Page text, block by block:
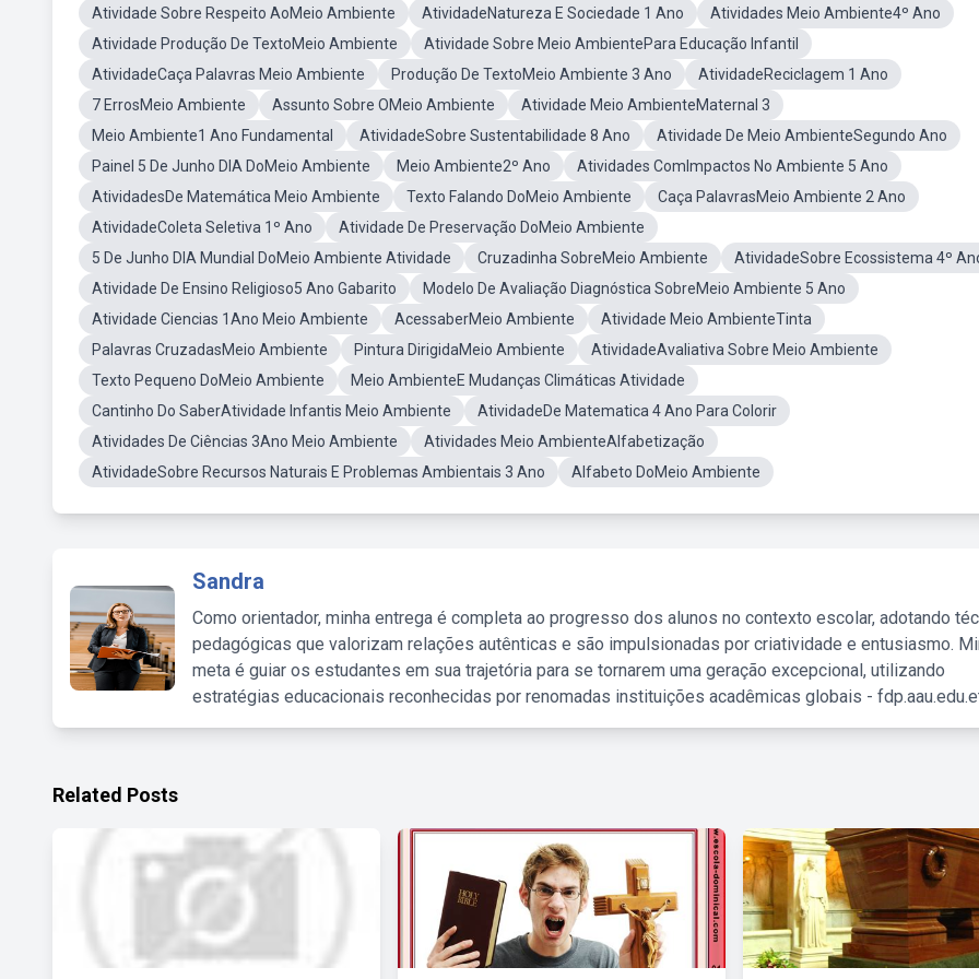
Atividade Sobre Respeito AoMeio Ambiente AtividadeNatureza E Sociedade 1 Ano
Atividades Meio Ambiente4º Ano
Atividade Produção De TextoMeio Ambiente
Atividade Sobre Meio AmbientePara Educação Infantil
AtividadeCaça Palavras Meio Ambiente
Produção De TextoMeio Ambiente 3 Ano
AtividadeReciclagem 1 Ano
7 ErrosMeio Ambiente
Assunto Sobre OMeio Ambiente
Atividade Meio AmbienteMaternal 3
Meio Ambiente1 Ano Fundamental
AtividadeSobre Sustentabilidade 8 Ano
Atividade De Meio AmbienteSegundo Ano
Painel 5 De Junho DIA DoMeio Ambiente
Meio Ambiente2º Ano
Atividades ComImpactos No Ambiente 5 Ano
AtividadesDe Matemática Meio Ambiente
Texto Falando DoMeio Ambiente
Caça PalavrasMeio Ambiente 2 Ano
AtividadeColeta Seletiva 1º Ano
Atividade De Preservação DoMeio Ambiente
5 De Junho DIA Mundial DoMeio Ambiente Atividade
Cruzadinha SobreMeio Ambiente
AtividadeSobre Ecossistema 4º
Atividade De Ensino Religioso5 Ano Gabarito
Modelo De Avaliação Diagnóstica SobreMeio Ambiente 5 Ano
Atividade Ciencias 1Ano Meio Ambiente
AcessaberMeio Ambiente
Atividade Meio AmbienteTinta
Palavras CruzadasMeio Ambiente
Pintura DirigidaMeio Ambiente
AtividadeAvaliativa Sobre Meio Ambiente
Texto Pequeno DoMeio Ambiente
Meio AmbienteE Mudanças Climáticas Atividade
Cantinho Do SaberAtividade Infantis Meio Ambiente
AtividadeDe Matematica 4 Ano Para Colorir
Atividades De Ciências 3Ano Meio Ambiente
Atividades Meio AmbienteAlfabetização
AtividadeSobre Recursos Naturais E Problemas Ambientais 3 Ano
Alfabeto DoMeio Ambiente
Sandra
Como orientador, minha entrega é completa ao progresso dos alunos no contexto escolar, adotando
pedagógicas que valorizam relações autênticas e são impulsionadas por criatividade e entusiasmo.
meta é guiar os estudantes em sua trajetória para se tornarem uma geração excepcional, utilizando
estratégias educacionais reconhecidas por renomadas instituições acadêmicas globais -
Related Posts